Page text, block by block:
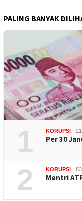
PALING BANYAK
1 KORUPSI
Per 30
2 KORUPSI
Mentri